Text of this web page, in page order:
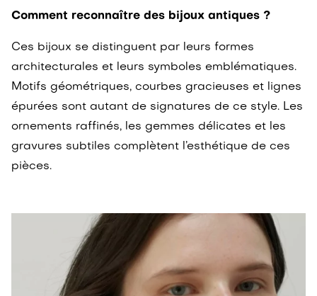
Comment reconnaître des bijoux antiques ?
Ces bijoux se distinguent par leurs formes
architecturales et leurs symboles emblématiques.
Motifs géométriques, courbes gracieuses et lignes
épurées sont autant de signatures de ce style. Les
ornements raffinés, les gemmes délicates et les
gravures subtiles complètent l’esthétique de ces
pièces.